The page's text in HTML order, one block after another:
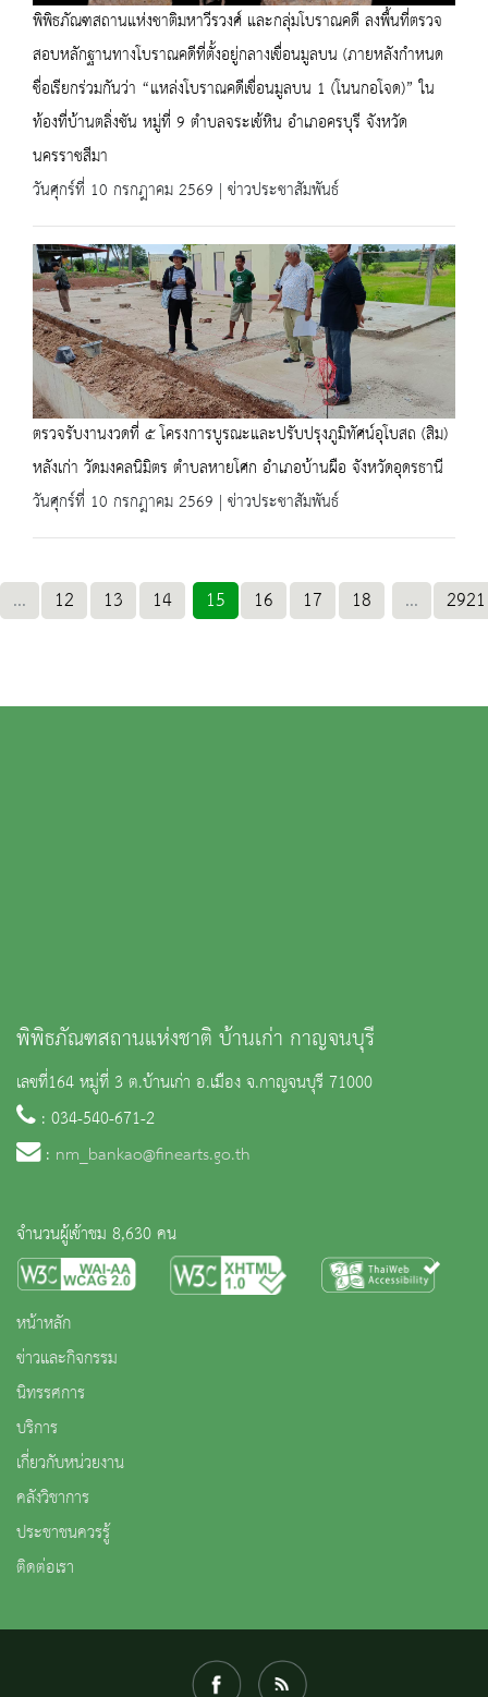
พิพิธภัณฑสถานแห่งชาติมหาวีรวงศ์ และกลุ่มโบราณคดี ลงพื้นที่ตรวจ
สอบหลักฐานทางโบราณคดีที่ตั้งอยู่กลางเขื่อนมูลบน (ภายหลังกำหนด
ชื่อเรียกร่วมกันว่า “แหล่งโบราณคดีเขื่อนมูลบน 1 (โนนกอโจด)” ใน
ท้องที่บ้านตลิ่งชัน หมู่ที่ 9 ตำบลจระเข้หิน อำเภอครบุรี จังหวัด
นครราชสีมา
วันศุกร์ที่ 10 กรกฎาคม 2569 | ข่าวประชาสัมพันธ์
ตรวจรับงานงวดที่ ๕ โครงการบูรณะและปรับปรุงภูมิทัศน์อุโบสถ (สิม)
หลังเก่า วัดมงคลนิมิตร ตำบลหายโศก อำเภอบ้านผือ จังหวัดอุดรธานี
วันศุกร์ที่ 10 กรกฎาคม 2569 | ข่าวประชาสัมพันธ์
... 12 13 14 15 16 17 18 ... 2921
พิพิธภัณฑสถานแห่งชาติ บ้านเก่า กาญจนบุรี
เลขที่164 หมู่ที่ 3 ต.บ้านเก่า อ.เมือง จ.กาญจนบุรี 71000
: 034-540-671-2
: nm_bankao@finearts.go.th
จำนวนผู้เข้าชม 8,630 คน
หน้าหลัก
ข่าวและกิจกรรม
นิทรรศการ
บริการ
เกี่ยวกับหน่วยงาน
คลังวิชาการ
ประชาชนควรรู้
ติดต่อเรา